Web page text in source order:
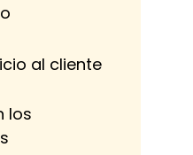
al cliente
los